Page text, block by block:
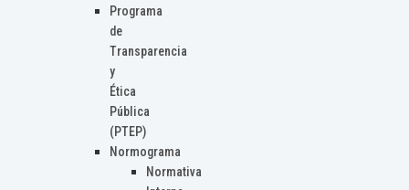
Programa
de
Transparencia
y
Ética
Pública
(PTEP)
Normograma
Normativa